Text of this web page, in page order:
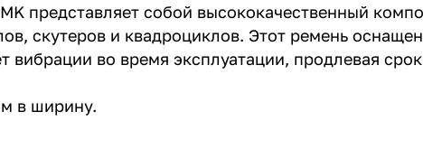
представляет собой высококачественный
скутеров и квадроциклов. Этот ремень
вибрации во время эксплуатации, продлевая
в ширину.